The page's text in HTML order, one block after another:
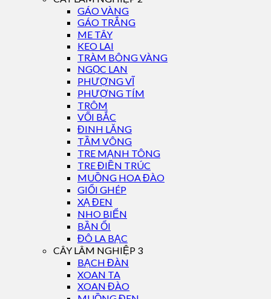
GÁO VÀNG
GÁO TRẮNG
ME TÂY
KEO LAI
TRÀM BÔNG VÀNG
NGỌC LAN
PHƯỢNG VĨ
PHƯỢNG TÍM
TRÔM
VỐI BẮC
ĐINH LĂNG
TẦM VÔNG
TRE MẠNH TÔNG
TRE ĐIỀN TRÚC
MUỒNG HOA ĐÀO
GIỔI GHÉP
XẠ ĐEN
NHO BIỂN
BẦN ỔI
ĐÔ LA BẠC
CÂY LÂM NGHIỆP 3
BẠCH ĐÀN
XOAN TA
XOAN ĐÀO